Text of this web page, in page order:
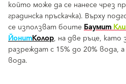
който може да се нанесе чрез
градинска пръскачка). Върху
се използват боитеБаумит
ЙонитКолор, на две ръце, като
разреждат с 15% до 20% вода,
вода.